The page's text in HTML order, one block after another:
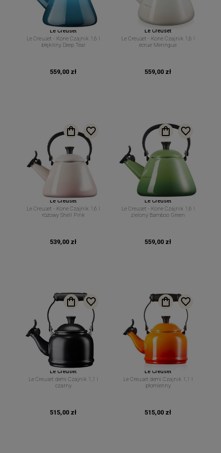
Le Creuset
Le Creuset - Kone Czajnik 1,6 l
błękitny Deep Teal
559,00 zł
Le Creuset
Le Creuset - Kone Czajnik 1,6 l
ecrue Meringue
559,00 zł
Le Creuset
Le Creuset - Kone Czajnik 1,6 l
różowy Shell Pink
539,00 zł
Le Creuset
Le Creuset - Kone Czajnik 1,6 l
zielony Bamboo Green
559,00 zł
Le Creuset
Le Creuset demi Czajnik 1,1 l
czarny
515,00 zł
Le Creuset
Le Creuset demi Czajnik 1,1 l
płomienny
515,00 zł